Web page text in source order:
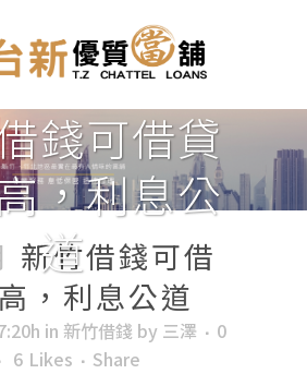
錢可借貸
，利息公
道
新竹借錢可借
，利息公道
in 新竹借錢 by 三澤
0
6 Likes
Share